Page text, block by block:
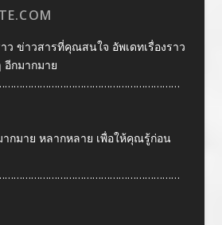
ว ข่าวสารที่คุณสนใจ อัพเดทเรื่องราว
อีกมากมาย
กมาย หลากหลาย เพื่อให้คุณรู้ก่อน